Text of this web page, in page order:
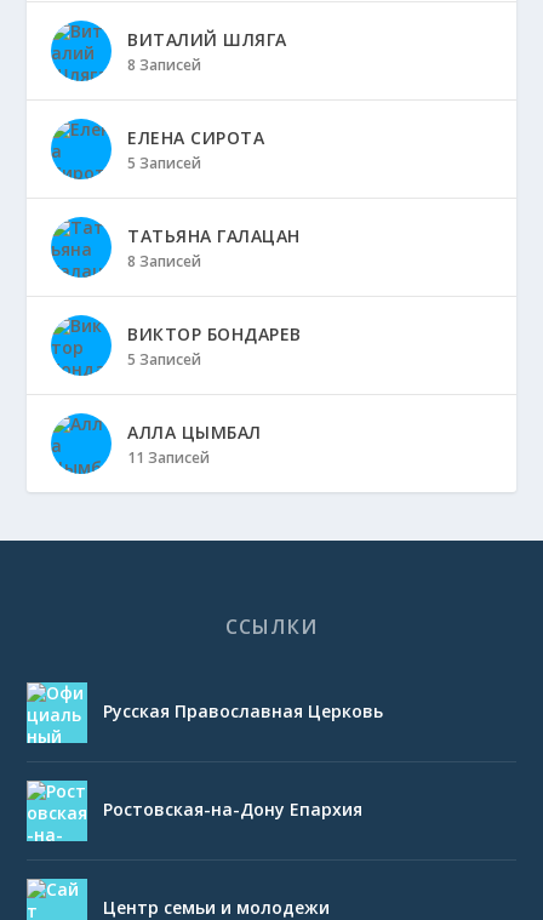
ВИТАЛИЙ ШЛЯГА
8 Записей
ЕЛЕНА СИРОТА
5 Записей
ТАТЬЯНА ГАЛАЦАН
8 Записей
ВИКТОР БОНДАРЕВ
5 Записей
АЛЛА ЦЫМБАЛ
11 Записей
ССЫЛКИ
Русская Православная Церковь
Ростовская-на-Дону Епархия
Центр семьи и молодежи